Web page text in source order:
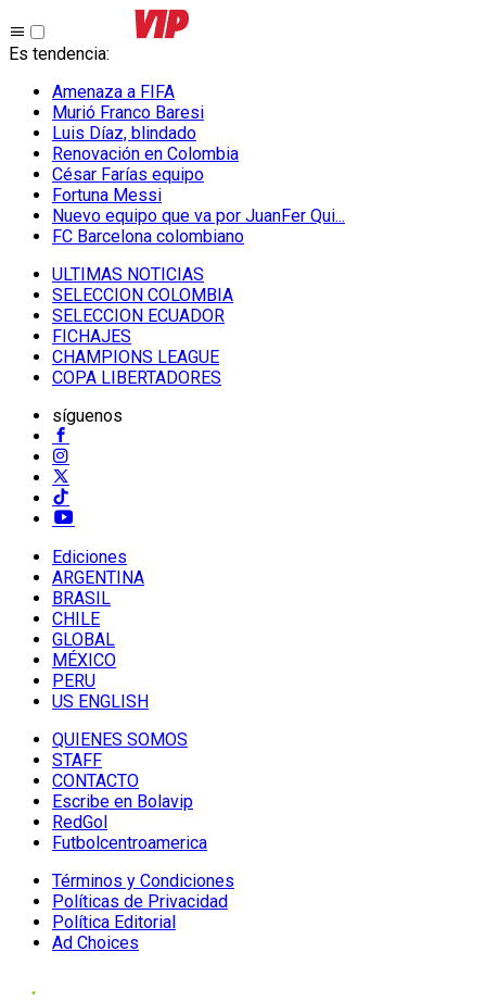
Es tendencia:
Amenaza a FIFA
Murió Franco Baresi
Luis Díaz, blindado
Renovación en Colombia
César Farías equipo
Fortuna Messi
Nuevo equipo que va por JuanFer Qui...
FC Barcelona colombiano
ULTIMAS NOTICIAS
SELECCION COLOMBIA
SELECCION ECUADOR
FICHAJES
CHAMPIONS LEAGUE
COPA LIBERTADORES
síguenos
Ediciones
ARGENTINA
BRASIL
CHILE
GLOBAL
MÉXICO
PERU
US ENGLISH
QUIENES SOMOS
STAFF
CONTACTO
Escribe en Bolavip
RedGol
Futbolcentroamerica
Términos y Condiciones
Políticas de Privacidad
Política Editorial
Ad Choices